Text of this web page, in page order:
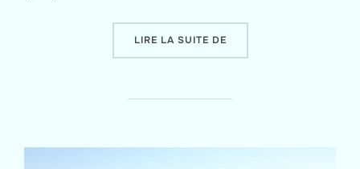
LIRE LA SUITE DE« REMISE DES